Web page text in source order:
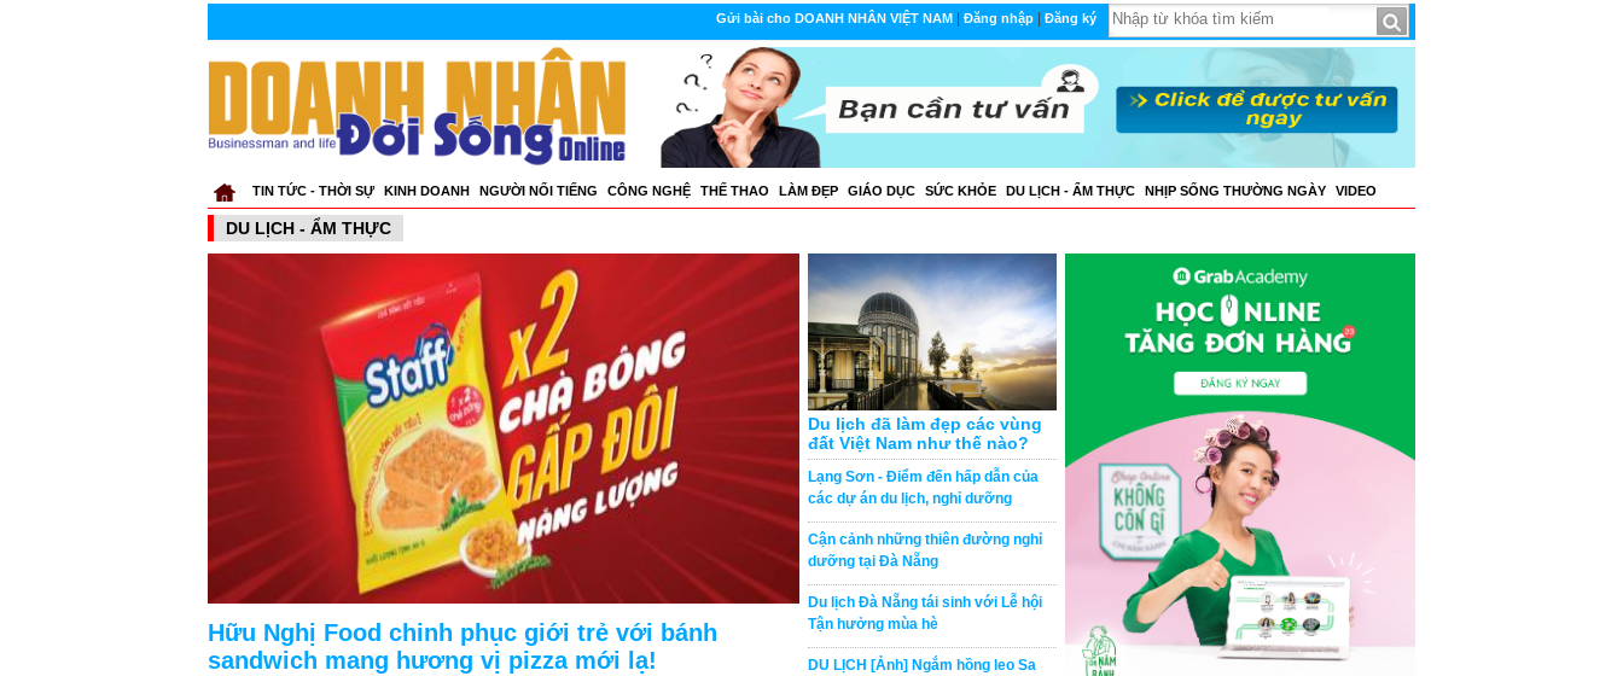
Gửi bài cho DOANH NHÂN VIỆT NAM| Đăng nhập| Đăng ký
TIN TỨC - THỜI SỰ KINH DOANH NGƯỜI NỔI TIẾNG CÔNG NGHỆ THẾ THAO LÀM ĐẸP GIÁO DỤC SỨC KHỎE DU LỊCH - ẨM THỰC NHỊP SỐNG THƯỜNG NGÀY VIDEO
DU LỊCH - ẨM THỰC
Hữu Nghị Food chinh phục giới trẻ với bánh
sandwich mang hương vị pizza mới lạ!
Du lịch đã làm đẹp các vùng
đất Việt Nam như thế nào?
Lạng Sơn - Điểm đến hấp dẫn của
các dự án du lịch, nghỉ dưỡng
Cận cảnh những thiên đường nghỉ
dưỡng tại Đà Nẵng
Du lịch Đà Nẵng tái sinh với Lễ hội
Tận hưởng mùa hè
DU LỊCH [Ảnh] Ngắm hồng leo Sa